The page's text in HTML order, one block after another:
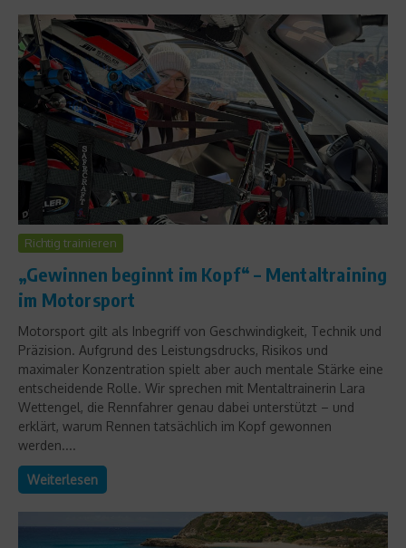
Richtig trainieren
„Gewinnen beginnt im Kopf“ – Mentaltraining
im Motorsport
Motorsport gilt als Inbegriff von Geschwindigkeit, Technik und
Präzision. Aufgrund des Leistungsdrucks, Risikos und
maximaler Konzentration spielt aber auch mentale Stärke eine
entscheidende Rolle. Wir sprechen mit Mentaltrainerin Lara
Wettengel, die Rennfahrer genau dabei unterstützt – und
erklärt, warum Rennen tatsächlich im Kopf gewonnen
werden....
Weiterlesen